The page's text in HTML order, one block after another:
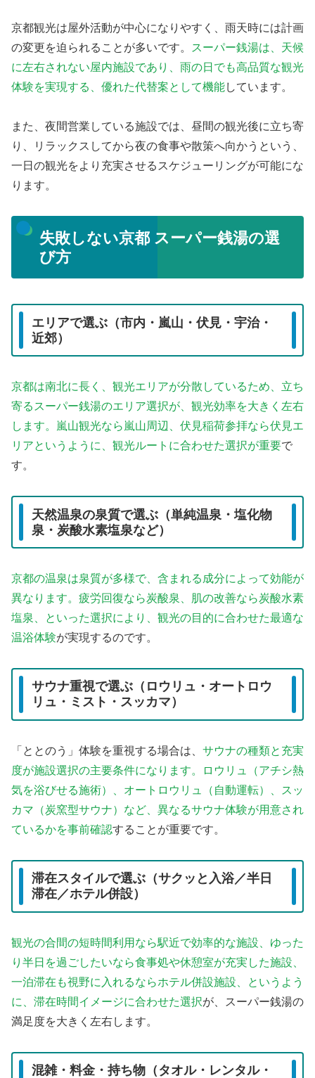
京都観光は屋外活動が中心になりやすく、雨天時には計画
の変更を迫られることが多いです。
スーパー銭湯は、天候
に左右されない屋内施設であり、雨の日でも高品質な観光
体験を実現する、優れた代替案として機能しています。
また、夜間営業している施設では、昼間の観光後に立ち寄
り、リラックスしてから夜の食事や散策へ向かうという、
一日の観光をより充実させるスケジューリングが可能にな
ります。
失敗しない京都 スーパー銭湯の選
び方
エリアで選ぶ（市内・嵐山・伏見・宇治・
近郊）
京都は南北に長く、観光エリアが分散しているため、立ち
寄るスーパー銭湯のエリア選択が、観光効率を大きく左右
します。嵐山観光なら嵐山周辺、伏見稲荷参拝なら伏見エ
リアというように、観光ルートに合わせた選択が重要で
す。
天然温泉の泉質で選ぶ（単純温泉・塩化物
泉・炭酸水素塩泉など）
京都の温泉は泉質が多様で、含まれる成分によって効能が
異なります。疲労回復なら炭酸泉、肌の改善なら炭酸水素
塩泉、といった選択により、観光の目的に合わせた最適な
温浴体験が実現するのです。
サウナ重視で選ぶ（ロウリュ・オートロウ
リュ・ミスト・スッカマ）
「ととのう」体験を重視する場合は、 サウナの種類と充実
度が施設選択の主要条件になります。ロウリュ（アチシ熱
気を浴びせる施術）、オートロウリュ（自動運転）、スッ
カマ（炭窯型サウナ）など、異なるサウナ体験が用意され
ているかを事前確認することが重要です。
滞在スタイルで選ぶ（サクッと入浴／半日
滞在／ホテル併設）
観光の合間の短時間利用なら駅近で効率的な施設、ゆった
り半日を過ごしたいなら食事処や休憩室が充実した施設、
一泊滞在も視野に入れるならホテル併設施設、というよう
に、滞在時間イメージに合わせた選択が、スーパー銭湯の
満足度を大きく左右します。
混雑・料金・持ち物（タオル・レンタル・